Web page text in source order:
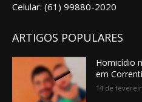
Celular: (61) 99880-2020
ARTIGOS POPULARES
Homicídio
em
14 de